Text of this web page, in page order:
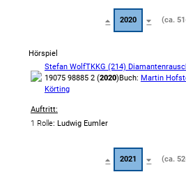
2020 (ca.
Hörspiel
Stefan WolfTKKG (214)
19075 98885 2 (2020)Buch: Martin
Körting
Auftritt:
1 Rolle: Ludwig Eumler
2021 (ca.